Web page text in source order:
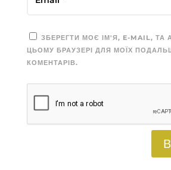
ЗБЕРЕГТИ МОЄ ІМ'Я, E-MAIL, ТА
ЦЬОМУ БРАУЗЕРІ ДЛЯ МОЇХ
КОМЕНТАРІВ.